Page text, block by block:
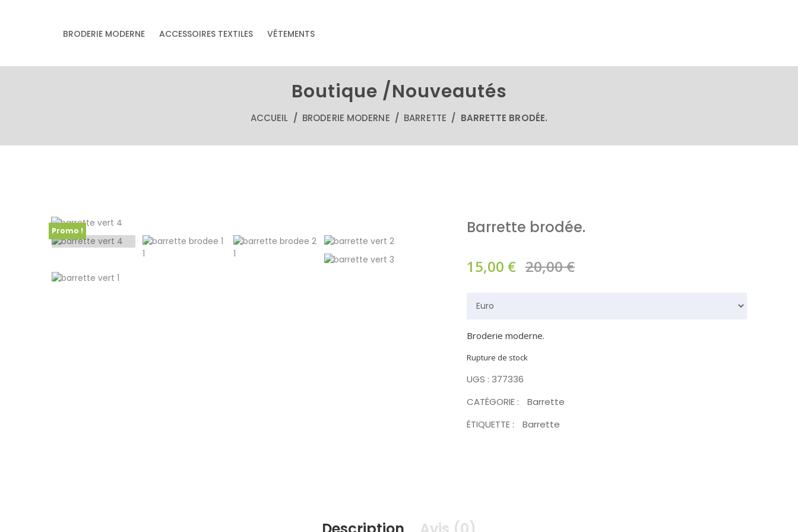
& accessoires
BRODERIE MODERNE ACCESSOIRES TEXTILES VÊTEMENTS
Boutique /Nouveautés
ACCUEIL / BRODERIE MODERNE / BARRETTE / BARRETTE BRODÉE.
Promo !
Barrette brodée.
15,00 € 20,00€
Broderie moderne.
Rupture de stock
UGS : 377336
CATÉGORIE :
Barrette
ÉTIQUETTE :
Barrette